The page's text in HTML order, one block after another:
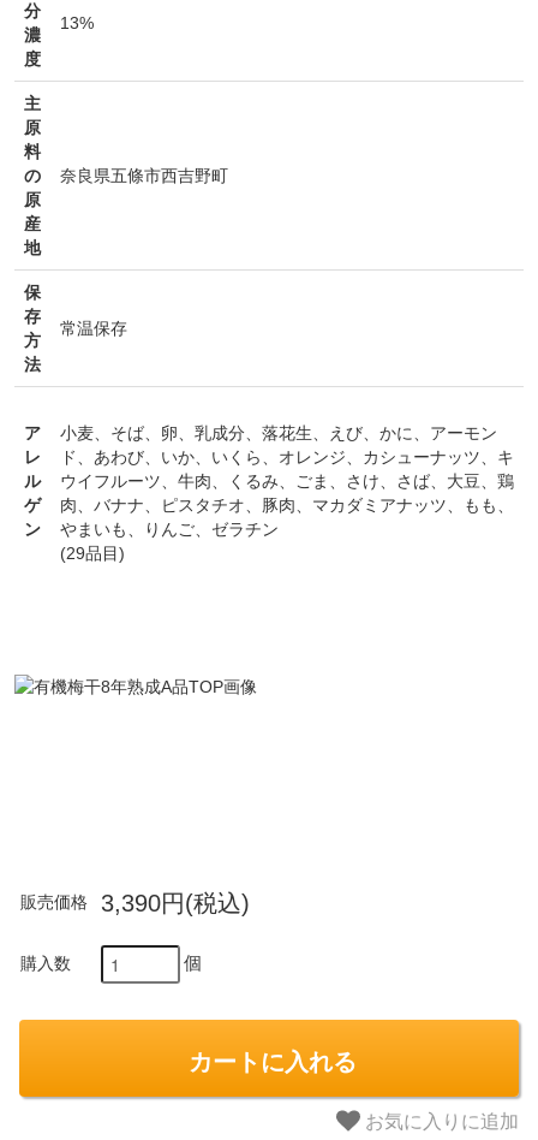
分
濃
度
13%
主
原
料
の
原
産
地
奈良県五條市西吉野町
保
存
方
法
常温保存
ア
レ
ル
ゲ
ン
小麦、 そば、 卵、 乳成分、 落花生、 えび、 かに、 アーモン
ド、 あわび、 いか、 いくら、 オレンジ、 カシューナッツ、 キ
ウイフルーツ、 牛肉、 くるみ、 ごま 、 さけ、 さば、 大豆、 鶏
肉、 バナナ、 ピスタチオ、 豚肉、 マカダミアナッツ、 もも、
やまいも、 りんご、 ゼラチン
(29品目)
販売価格 3,390円(税込)
購入数 個
カートに入れる
お気に入りに追加